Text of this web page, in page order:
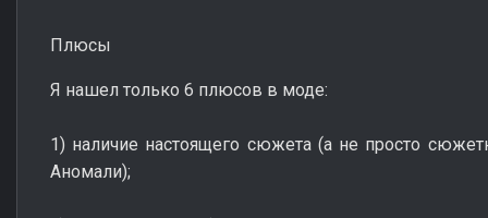
Плюсы
Я нашел только 6 плюсов в моде:
1) наличие настоящего сюжета (а не просто
Аномали);